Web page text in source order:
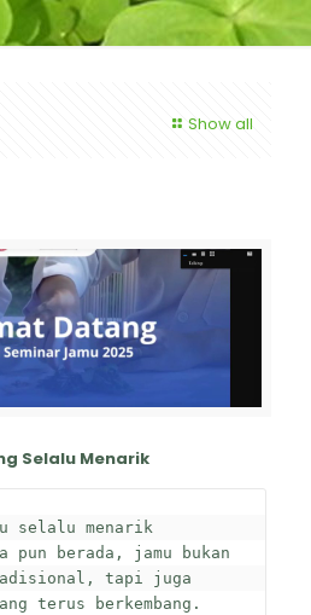
Show all
Selalu Menarik
selalu menarik
pun berada, jamu bukan
tapi juga
terus berkembang.